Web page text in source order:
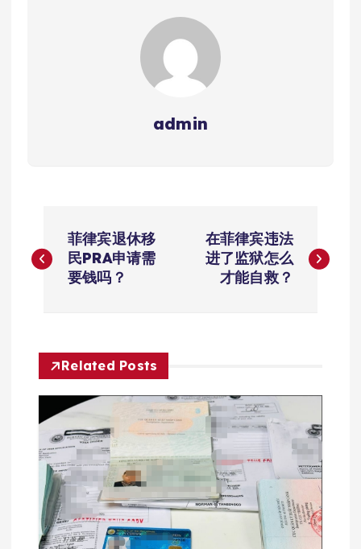
admin
章
航
菲律宾退休移
民PRA申请需
要钱吗？
在菲律宾违法
进了监狱怎么
才能自救？
Related Posts